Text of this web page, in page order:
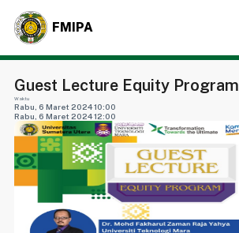
FMIPA
Guest Lecture Equity Program
Waktu
Rabu, 6 Maret 2024 10:00
Rabu, 6 Maret 2024 12:00